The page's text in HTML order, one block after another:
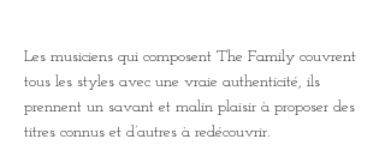
Les musiciens qui composent The Family couvrent
tous les styles avec une vraie authenticité, ils
prennent un savant et malin plaisir à proposer des
titres connus et d’autres à redécouvrir.